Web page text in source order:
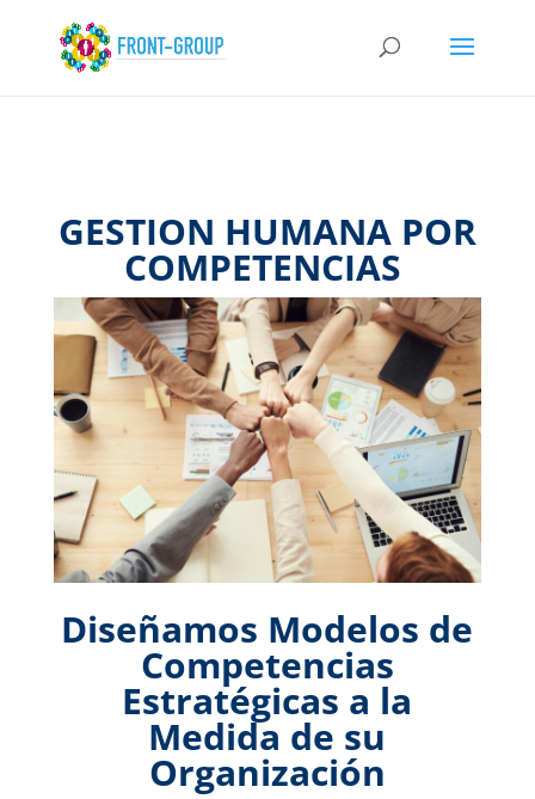
GESTION HUMANA POR
COMPETENCIAS
Diseñamos Modelos de
Competencias
Estratégicas a la
Medida de su
Organización